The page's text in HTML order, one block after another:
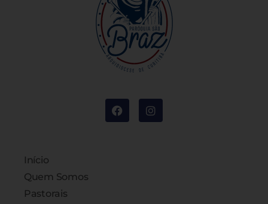
Início
Quem Somos
Pastorais